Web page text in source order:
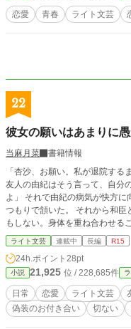
恋愛 青春 ライト文芸
22
彼女の願いはあまりに
当麻月菜
書籍情報
「杏沙、お願い。私が退院するまでこの人
友人の由紀はそう言って、自分の彼氏
よ」 それで由紀の病気が快方に向かうならという気持ちから、杏沙は願掛けの
つもりで頷いた。 それから和臣との付き合いが始まった。 手も握らない。キス
もしない。身体を重ね合わせる
りの交際は、罪悪感だけが積もる日々。 そんなある日、和臣は
にとって、君は一番大事な友達……親友なんだ」 そ
罪悪感を覚えた。 杏沙は由紀の親友では無い。親友になりたくても、なれな
い。そんな資格は無いのだ。 なぜなら昔、杏沙は由紀に対してひどい裏切りを
したことがあったから。 友人の回復を信じて偽装恋愛を始めるＯＬと、偽装恋
愛をしてでも恋人の回復を願う
※以前投稿していましたが、加
ライト文芸 連載中 長編 R15
24h.ポイント 28pt
小説 21,925 位 / 228,685件
日常 恋愛 ライト文芸
偽装のお付き合い
切ない